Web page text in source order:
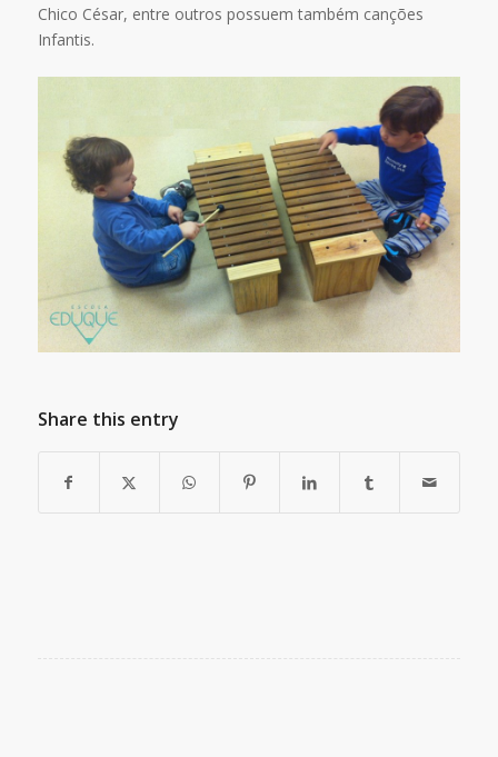
Chico César, entre outros possuem também canções
Infantis.
Share this entry